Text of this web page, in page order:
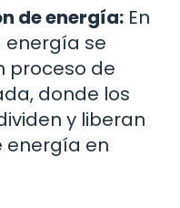
de energía: En
energía se
proceso de
donde los
y liberan
energía en